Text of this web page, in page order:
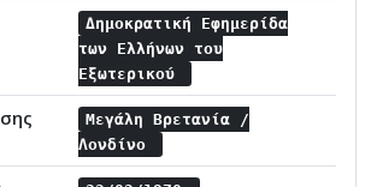
Δημοκρατική Εφημερίδα
των Ελλήνων του
Εξωτερικού
Μεγάλη Βρετανία /
Λονδίνο